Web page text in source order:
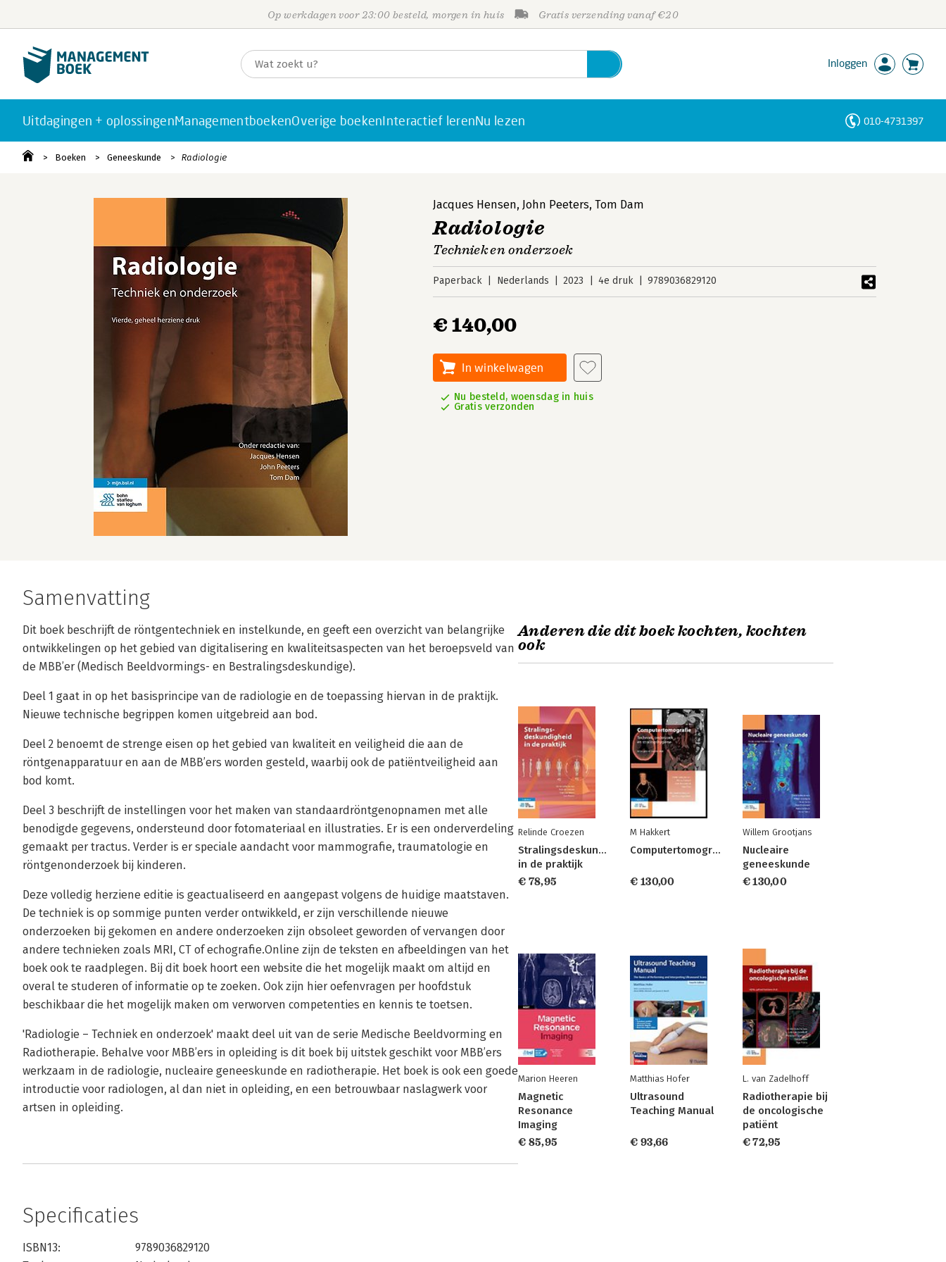
Op werkdagen voor 23:00 besteld, morgen in huis Gratis verzending vanaf €20
Inloggen
Uitdagingen + oplossingenManagementboekenOverige boekenInteractief lerenNu lezen 010-4731397
Boeken Geneeskunde Radiologie
Jacques Hensen, John Peeters,Tom Dam
Radiologie
Techniek en onderzoek
Paperback Nederlands 2023 4e druk 9789036829120
€ 140,00
In winkelwagen
Nu besteld, woensdag in huis
Gratis verzonden
Samenvatting
Dit boek beschrijft de röntgentechniek en instelkunde, en geeft een overzicht van belangrijke
ontwikkelingen op het gebied van digitalisering en kwaliteitsaspecten van het beroepsveld van
de MBB’er (Medisch Beeldvormings- en Bestralingsdeskundige).
Deel 1 gaat in op het basisprincipe van de radiologie en de toepassing hiervan in de praktijk.
Nieuwe technische begrippen komen uitgebreid aan bod.
Deel 2 benoemt de strenge eisen op het gebied van kwaliteit en veiligheid die aan de
röntgenapparatuur en aan de MBB’ers worden gesteld, waarbij ook de patiëntveiligheid aan
bod komt.
Deel 3 beschrijft de instellingen voor het maken van standaardröntgenopnamen met alle
benodigde gegevens, ondersteund door fotomateriaal en illustraties. Er is een onderverdeling
gemaakt per tractus. Verder is er speciale aandacht voor mammografie, traumatologie en
röntgenonderzoek bij kinderen.
Deze volledig herziene editie is geactualiseerd en aangepast volgens de huidige maatstaven.
De techniek is op sommige punten verder ontwikkeld, er zijn verschillende nieuwe
onderzoeken bij gekomen en andere onderzoeken zijn obsoleet geworden of vervangen door
andere technieken zoals MRI, CT of echografie.Online zijn de teksten en afbeeldingen van het
boek ook te raadplegen. Bij dit boek hoort een website die het mogelijk maakt om altijd en
overal te studeren of informatie op te zoeken. Ook zijn hier oefenvragen per hoofdstuk
beschikbaar die het mogelijk maken om verworven competenties en kennis te toetsen.
'Radiologie – Techniek en onderzoek' maakt deel uit van de serie Medische Beeldvorming en
Radiotherapie. Behalve voor MBB’ers in opleiding is dit boek bij uitstek geschikt voor MBB’ers
werkzaam in de radiologie, nucleaire geneeskunde en radiotherapie. Het boek is ook een goede
introductie voor radiologen, al dan niet in opleiding, en een betrouwbaar naslagwerk voor
artsen in opleiding.
Specificaties
ISBN13:
9789036829120
Anderen die dit boek kochten, kochten
ook
Relinde Croezen
Stralingsdeskundigheid
in de praktijk
€ 78,95
M Hakkert
Computertomografie
€ 130,00
Willem Grootjans
Nucleaire
geneeskunde
€ 130,00
Marion Heeren
Magnetic
Resonance
Imaging
€ 85,95
Matthias Hofer
Ultrasound
Teaching Manual
€ 93,66
L. van Zadelhoff
Radiotherapie bij
de oncologische
patiënt
€ 72,95
Personen